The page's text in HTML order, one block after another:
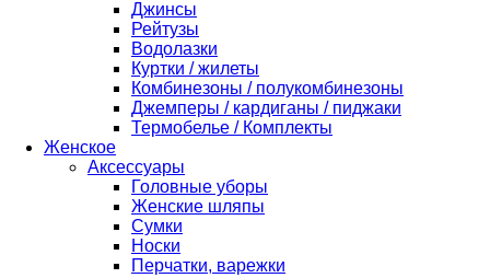
Джинсы
Рейтузы
Водолазки
Куртки / жилеты
Комбинезоны / полукомбинезоны
Джемперы / кардиганы / пиджаки
Термобелье / Комплекты
Женское
Аксессуары
Головные уборы
Женские шляпы
Сумки
Носки
Перчатки, варежки